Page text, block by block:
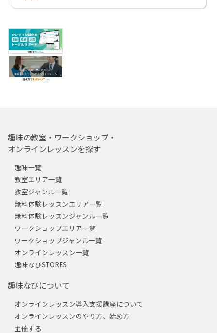
趣味の教室・ワークショップ・
オンラインレッスンを探す
趣味一覧
教室エリア一覧
教室ジャンル一覧
無料体験レッスンエリア一覧
無料体験レッスンジャンル一覧
ワークショップエリア一覧
ワークショップジャンル一覧
オンラインレッスン一覧
趣味なびSTORES
趣味なびについて
オンラインレッスン導入支援講座について
オンラインレッスンのやり方、始め方
主催する